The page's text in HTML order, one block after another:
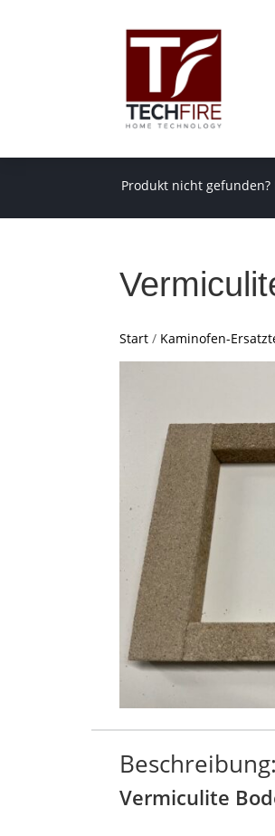
Produkt nicht
Start/ Kaminofen-
Beschreibung:
Vermiculite